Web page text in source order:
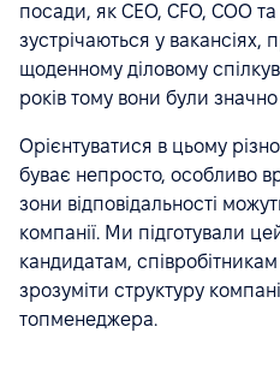
посади, як CEO, CFO, COO
зустрічаються у вакансіях,
щоденному діловому
років тому вони були
Орієнтуватися в цьому
буває непросто, особливо
зони відповідальності
компанії. Ми підготували
кандидатам,
зрозуміти структуру
топменеджера.